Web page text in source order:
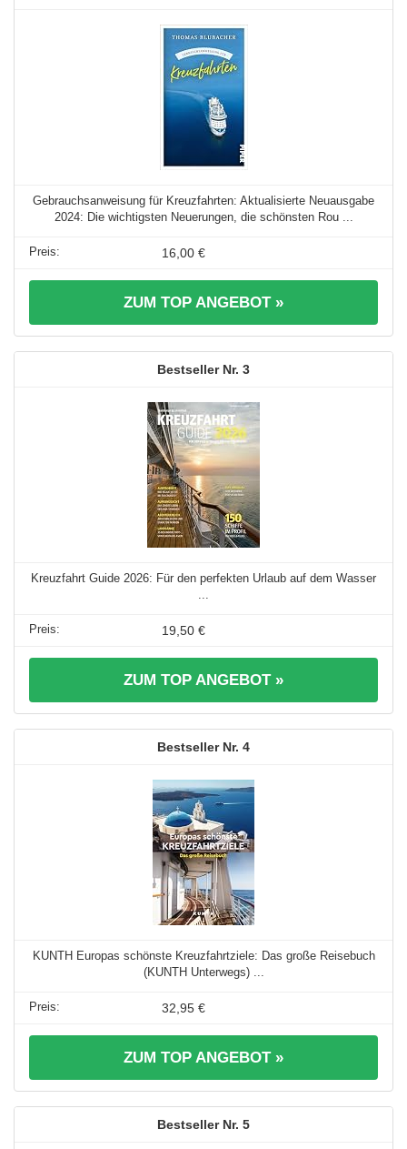
Gebrauchsanweisung für Kreuzfahrten: Aktualisierte Neuausgabe
2024: Die wichtigsten Neuerungen, die schönsten Rou ...
16,00 €
ZUM TOP ANGEBOT »
3
Kreuzfahrt Guide 2026: Für den perfekten Urlaub auf dem Wasser
19,50 €
ZUM TOP ANGEBOT »
4
KUNTH Europas schönste Kreuzfahrtziele: Das große Reisebuch
(KUNTH Unterwegs) ...
32,95 €
ZUM TOP ANGEBOT »
5